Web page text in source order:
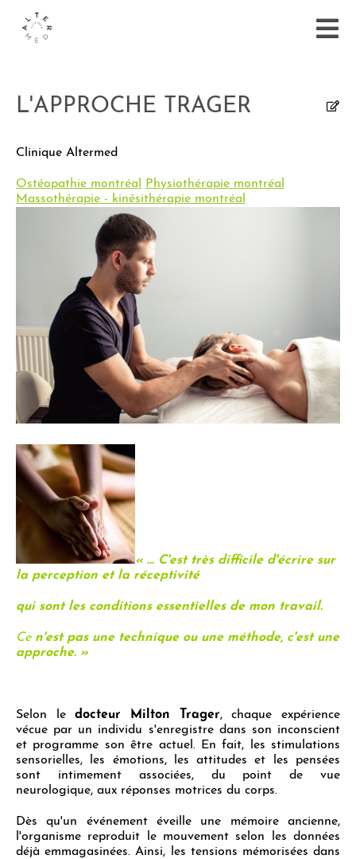
L'APPROCHE TRAGER
Clinique Altermed
Ostéopathie montréal
Physiothérapie montréal
Massothérapie - kinésithérapie montréal
« ... C'est très difficile d'écrire sur
la perception et la réceptivité
qui sont les conditions essentielles de mon travail.
Cen'est pas une technique ou une méthode, c'est une
approche. »
Selon ledocteur Milton Trager, chaque expérience
vécue par un individu s'enregistre dans son inconscient
et programme son être actuel. En fait, les stimulations
sensorielles, les émotions, les attitudes et les pensées
sont intimement associées, du point de vue
neurologique, aux réponses motrices du corps.
Dès qu'un événement éveille une mémoire ancienne,
l'organisme reproduit le mouvement selon les données
déjà emmagasinées. Ainsi, les tensions mémorisées dans